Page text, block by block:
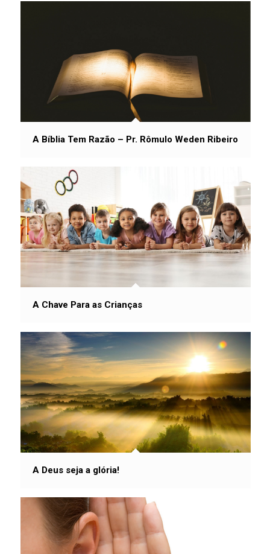
A Bíblia Tem Razão – Pr. Rômulo Weden Ribeiro
A Chave Para as Crianças
A Deus seja a glória!